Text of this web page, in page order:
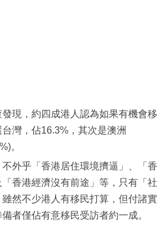
現，約四成港人認為如果有機會移
灣，佔16.3%，其次是澳洲
。
外乎「香港居住環境擠逼」、「香
香港經濟沒有前途」等，只有「社
然不少港人有移民打算，但付諸實
者僅佔有意移民受訪者約一成。